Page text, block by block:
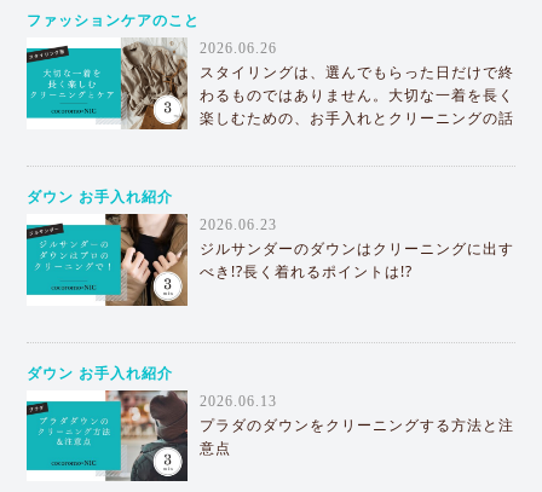
ファッションケアのこと
2026.06.26
スタイリングは、選んでもらった日だけで終
わるものではありません。大切な一着を長く
楽しむための、お手入れとクリーニングの話
ダウン お手入れ紹介
2026.06.23
ジルサンダーのダウンはクリーニングに出す
べき!?長く着れるポイントは!?
ダウン お手入れ紹介
2026.06.13
プラダのダウンをクリーニングする方法と注
意点